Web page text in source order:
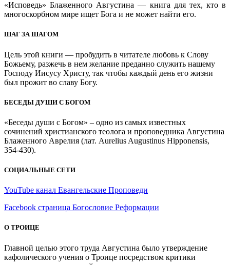
«Исповедь» Блаженного Августина — книга для тех, кто в
многоскорбном мире ищет Бога и не может найти его.
ШАГ ЗА ШАГОМ
Цель этой книги — пробудить в читателе любовь к Слову
Божьему, разжечь в нем желание преданно служить нашему
Господу Иисусу Христу, так чтобы каждый день его жизни
был прожит во славу Богу.
БЕСЕДЫ ДУШИ С БОГОМ
«Беседы души с Богом» – одно из самых известных
сочинений христианского теолога и проповедника Августина
Блаженного Аврелия (лат. Aurelius Augustinus Hipponensis,
354-430).
СОЦИАЛЬНЫЕ СЕТИ
YouTube канал Евангельские Проповеди
Facebook страница Богословие Реформации
О ТРОИЦЕ
Главной целью этого труда Августина было утверждение
кафолического учения о Троице посредством критики